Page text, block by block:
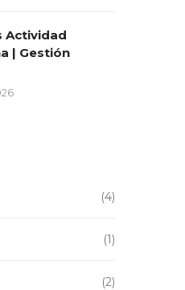
Actividad
| Gestión
(4)
(1)
(2)